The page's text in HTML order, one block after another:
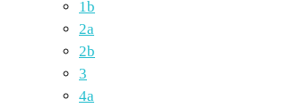
1b
2a
2b
3
4a